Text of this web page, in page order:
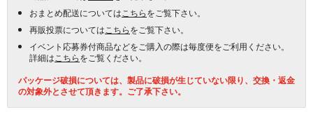
おまとめ配送については こちらをご覧下さい。
再販投票については こちらをご覧下さい。
イベント応募券付商品などをご購入の際は毎度便をご利用ください。
詳細は こちらをご覧ください。
パッケージ破損については、製品に破損が生じていない限り、交換・返金
の対象外とさせて頂きます。ご了承下さい。